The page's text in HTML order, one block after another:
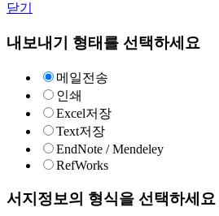
닫기
내보내기 형태를 선택하세요
메일전송
인쇄
Excel저장
Text저장
EndNote / Mendeley
RefWorks
서지정보의 형식을 선택하세요